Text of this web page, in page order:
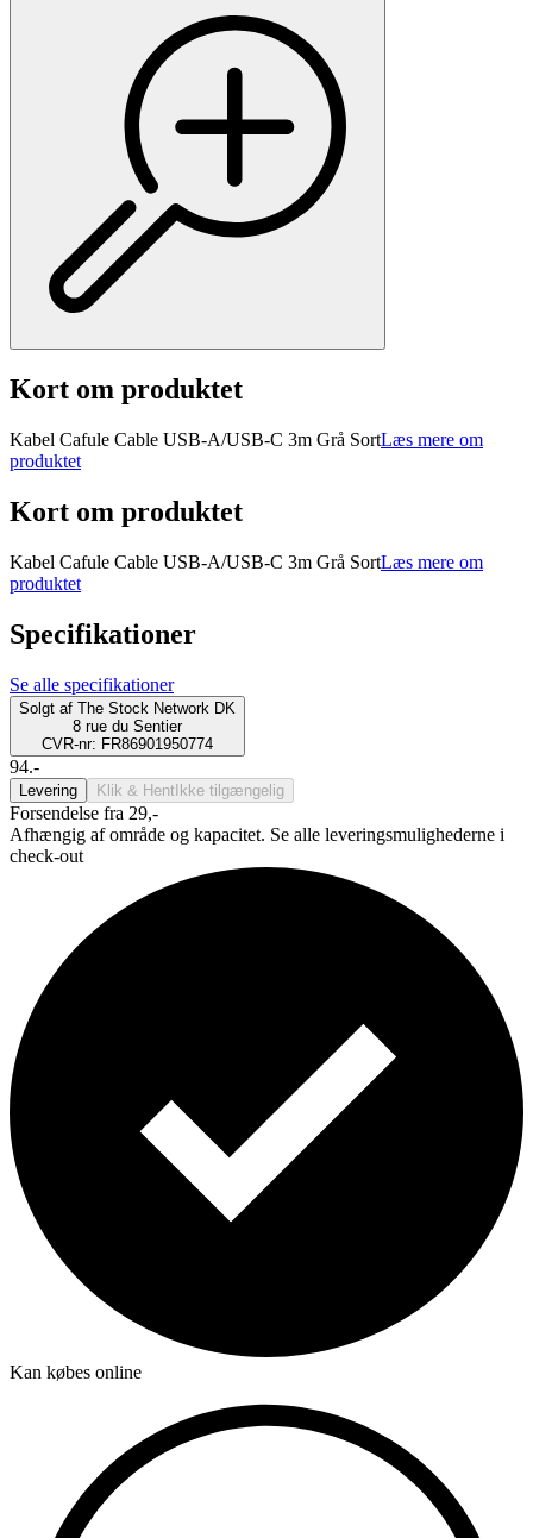
Kort om produktet
Kabel Cafule Cable USB-A/USB-C 3m Grå SortLæs mere om
produktet
Kort om produktet
Kabel Cafule Cable USB-A/USB-C 3m Grå SortLæs mere om
produktet
Specifikationer
Se alle specifikationer
Solgt af The Stock Network DK
8 rue du Sentier
CVR-nr: FR86901950774
94.-
Levering Klik & Hent Ikke tilgængelig
Forsendelse fra 29,-
Afhængig af område og kapacitet. Se alle leveringsmulighederne i
check-out
Kan købes online